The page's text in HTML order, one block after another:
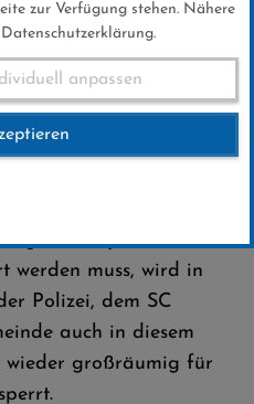
Verkehrsregelung im
Weltcup 2021ohne
werden muss, wird in
Polizei, dem SC
auch in diesem
wieder großräumig für
zur Verfügung stehen. Nähere
anpassen